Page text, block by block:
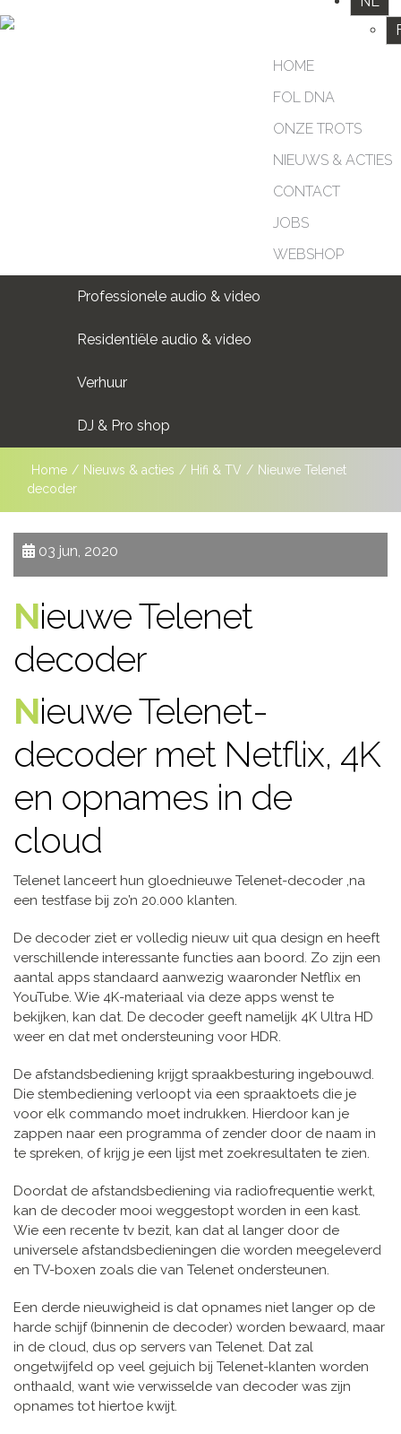
HOME
FOL DNA
ONZE TROTS
NIEUWS & ACTIES
CONTACT
JOBS
WEBSHOP
Professionele audio & video
Residentiële audio & video
Verhuur
DJ & Pro shop
Home / Nieuws & acties / Hifi & TV / Nieuwe Telenet
decoder
03 jun, 2020
Nieuwe Telenet
decoder
Nieuwe Telenet-
decoder met Netflix, 4K
en opnames in de
cloud
Telenet lanceert hun gloednieuwe Telenet-decoder ,na
een testfase bij zo’n 20.000 klanten.
De decoder ziet er volledig nieuw uit qua design en heeft
verschillende interessante functies aan boord. Zo zijn een
aantal apps standaard aanwezig waaronder Netflix en
YouTube. Wie 4K-materiaal via deze apps wenst te
bekijken, kan dat. De decoder geeft namelijk 4K Ultra HD
weer en dat met ondersteuning voor HDR.
De afstandsbediening krijgt spraakbesturing ingebouwd.
Die stembediening verloopt via een spraaktoets die je
voor elk commando moet indrukken. Hierdoor kan je
zappen naar een programma of zender door de naam in
te spreken, of krijg je een lijst met zoekresultaten te zien.
Doordat de afstandsbediening via radiofrequentie werkt,
kan de decoder mooi weggestopt worden in een kast.
Wie een recente tv bezit, kan dat al langer door de
universele afstandsbedieningen die worden meegeleverd
en TV-boxen zoals die van Telenet ondersteunen.
Een derde nieuwigheid is dat opnames niet langer op de
harde schijf (binnenin de decoder) worden bewaard, maar
in de cloud, dus op servers van Telenet. Dat zal
ongetwijfeld op veel gejuich bij Telenet-klanten worden
onthaald, want wie verwisselde van decoder was zijn
opnames tot hiertoe kwijt.